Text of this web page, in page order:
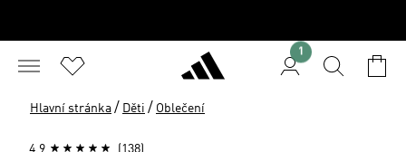
1
Hlavní stránka / Děti / Oblečení
4.9 (138)